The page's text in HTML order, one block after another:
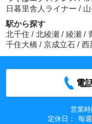
日暮里舎人ライナー /
駅から探す
北千住 / 北綾瀬 / 綾瀬 /
千住大橋 / 京成立石 / 西
電
営業時
定休日：
毎